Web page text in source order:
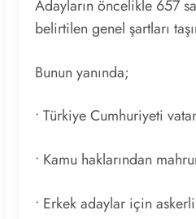
Adayların öncelikle 657
belirtilen genel şartları
Bunun yanında;
• Türkiye Cumhuriyeti
• Kamu haklarından
• Erkek adaylar için